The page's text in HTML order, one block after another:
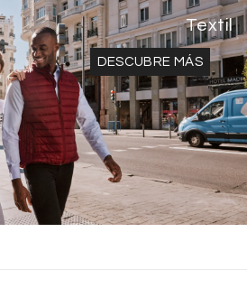
Textil
DESCUBRE MÁS